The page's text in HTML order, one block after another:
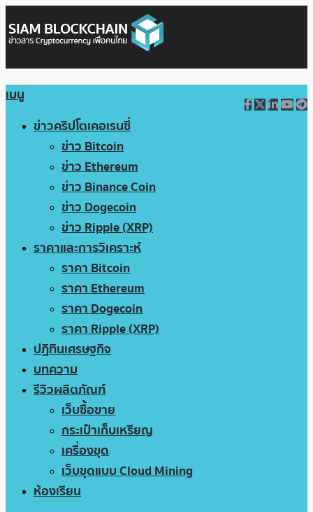
เมนู
ข่าวคริปโตเคอเรนซี่
ข่าว Bitcoin
ข่าว Ethereum
ข่าว Binance Coin
ข่าว Dogecoin
ข่าว Ripple (XRP)
ราคาและการวิเคราะห์
ราคา Bitcoin
ราคา Ethereum
ราคา Dogecoin
ราคา Ripple (XRP)
ปฏิทินเศรษฐกิจ
บทความ
รีวิวผลิตภัณฑ์
เว็บซื้อขาย
กระเป๋าเก็บเหรียญ
เครื่องขุด
เว็บขุดแบบ Cloud Mining
ห้องเรียน